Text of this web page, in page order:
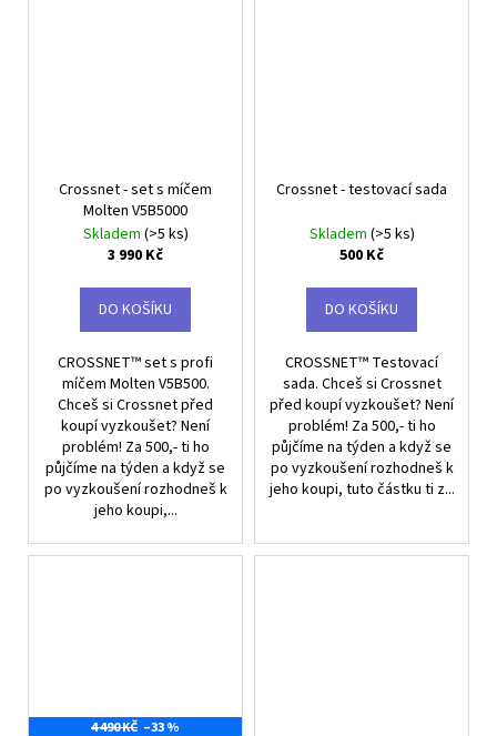
Crossnet - set s míčem
Molten V5B5000
Skladem (>5 ks)
3 990 Kč
DO KOŠÍKU
CROSSNET™ set s profi
míčem Molten V5B500.
Chceš si Crossnet před
koupí vyzkoušet? Není
problém! Za 500,- ti ho
půjčíme na týden a když se
po vyzkoušení rozhodneš k
jeho koupi,...
Crossnet - testovací sada
Skladem (>5 ks)
500 Kč
DO KOŠÍKU
CROSSNET™ Testovací
sada. Chceš si Crossnet
před koupí vyzkoušet? Není
problém! Za 500,- ti ho
půjčíme na týden a když se
po vyzkoušení rozhodneš k
jeho koupi, tuto částku ti z...
4 490 KČ –33 %